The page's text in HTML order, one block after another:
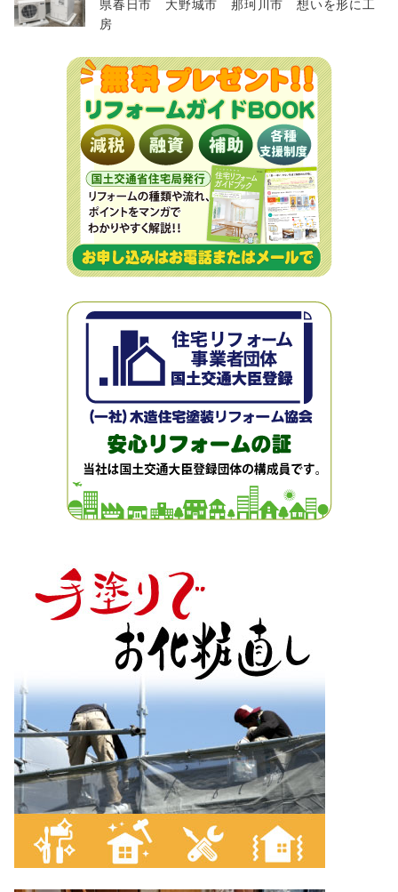
県春日市 大野城市 那珂川市 想いを形に工
房